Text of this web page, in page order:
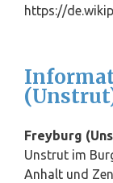
https://
Freyburg
Unstrut im
Anhalt und